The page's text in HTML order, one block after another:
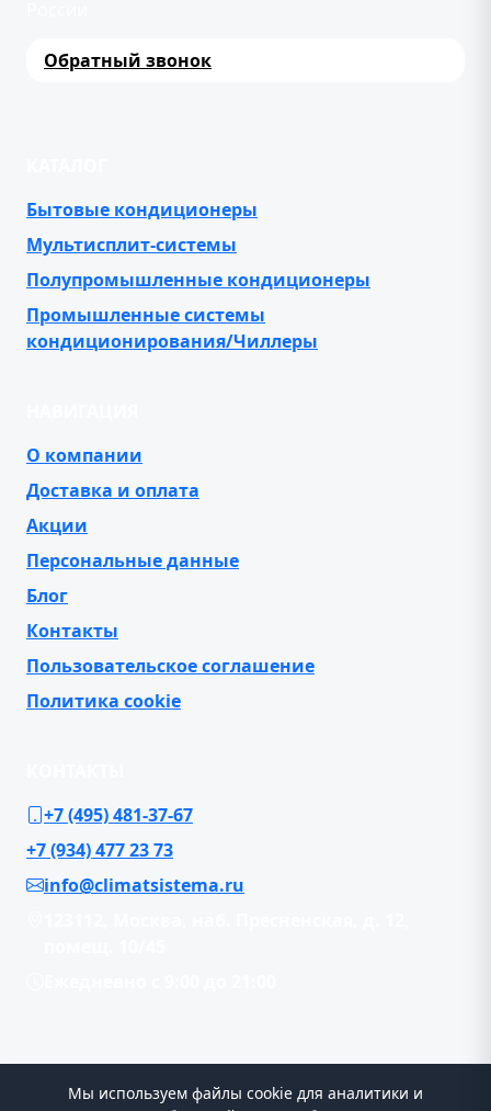
Обратный звонок
Бытовые кондиционеры
Мультисплит-системы
Полупромышленные кондиционеры
Промышленные системы
кондиционирования/Чиллеры
О компании
Доставка и оплата
Акции
Персональные данные
Блог
Контакты
Пользовательское соглашение
Политика cookie
+7 (495) 481-37-67
+7 (934) 477 23 73
info@climatsistema.ru
© 2026 ООО “ИНТЕК”. Все права защищены
Мы используем файлы cookie для аналитики и